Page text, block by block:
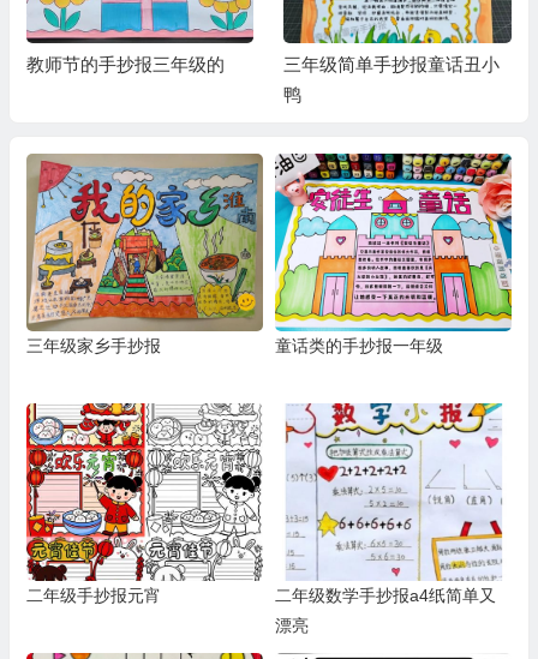
教师节的手抄报三年级的
三年级简单手抄报童话丑小
鸭
三年级家乡手抄报 童话类的手抄报一年级
二年级手抄报元宵
二年级数学手抄报a4纸简单又
漂亮